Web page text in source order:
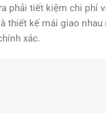
phải tiết kiệm chi phí
thiết kế mái giao
xác.